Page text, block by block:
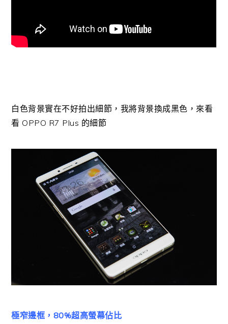
白色背景實在不好拍出細節，我將背景換成黑色，來看
看 OPPO R7 Plus 的細節
極窄邊框，80%超高螢幕佔比